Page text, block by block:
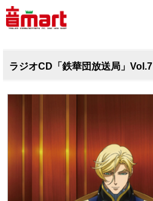
ラジオCD「鉄華団放送局」Vol.7